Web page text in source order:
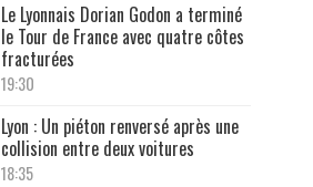
Le Lyonnais Dorian Godon a terminé
le Tour de France avec quatre côtes
fracturées
19:30
Lyon : Un piéton renversé après une
collision entre deux voitures
18:35